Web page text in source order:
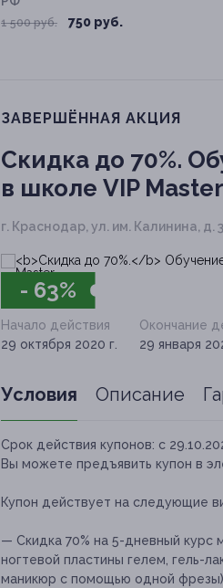
1 500 руб. 750 руб.
ЗАВЕРШЁННАЯ АКЦИЯ
Скидка до 70%.
в школе VIP Master
г. Краснодар, ул. им. Калинина, д.
- 63%
Начало действия
29 октября 2020 г.
Окончание
29 января
Условия Описание
Срок действия купонов: с
Вы можете предъявить купон в
Купон действует на следующие
— Скидка 70% на 5-дневный курс
ногтевой пластины гелем, гель-
маникюр с помощью одной